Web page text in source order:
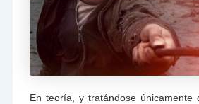
En teoría, y tratándose únicamente